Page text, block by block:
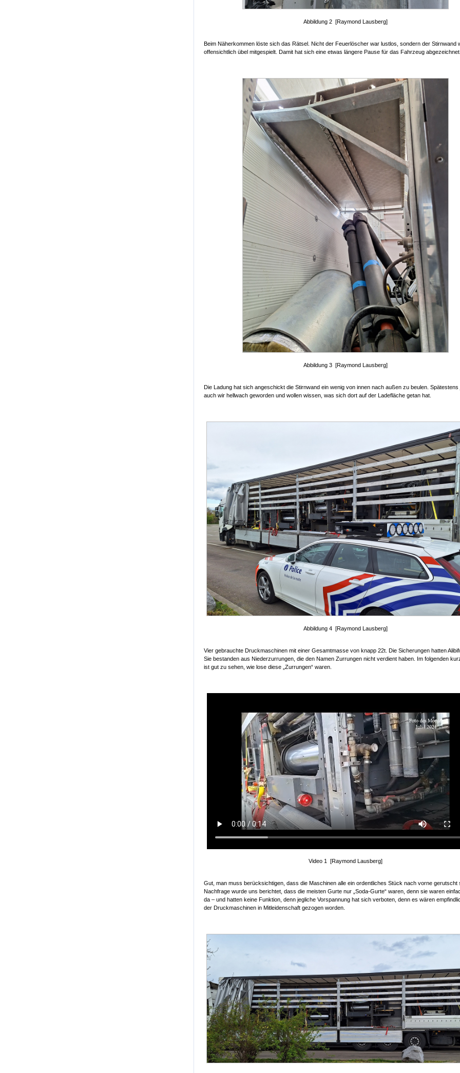
Abbildung 2 [Raymond Lausberg]
Beim Näherkommen löste sich das Rätsel. Nicht der Feuerlöscher war lustlos, sondern der Stirnwand
offensichtlich übel mitgespielt. Damit hat sich eine etwas längere Pause für das Fahrzeug abgezeichnet.
Abbildung 3 [Raymond Lausberg]
Die Ladung hat sich angeschickt die Stirnwand ein wenig von innen nach außen zu beulen. Spätestens
auch wir hellwach geworden und wollen wissen, was sich dort auf der Ladefläche getan hat.
Abbildung 4 [Raymond Lausberg]
Vier gebrauchte Druckmaschinen mit einer Gesamtmasse von knapp 22t. Die Sicherungen hatten
Sie bestanden aus Niederzurrungen, die den Namen Zurrungen nicht verdient haben. Im folgenden
ist gut zu sehen, wie lose diese „Zurrungen“ waren.
Video 1 [Raymond Lausberg]
Gut, man muss berücksichtigen, dass die Maschinen alle ein ordentliches Stück nach vorne gerutscht
Nachfrage wurde uns berichtet, dass die meisten Gurte nur „Soda-Gurte“ waren, denn sie waren
da – und hatten keine Funktion, denn jegliche Vorspannung hat sich verboten, denn es wären
der Druckmaschinen in Mitleidenschaft gezogen worden.